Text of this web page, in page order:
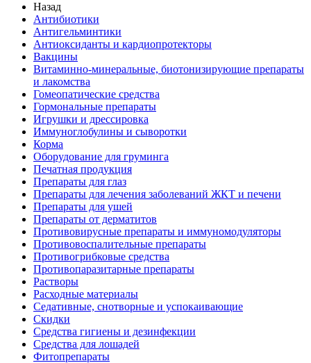
Назад
Антибиотики
Антигельминтики
Антиоксиданты и кардиопротекторы
Вакцины
Витаминно-минеральные, биотонизирующие препараты
и лакомства
Гомеопатические средства
Гормональные препараты
Игрушки и дрессировка
Иммуноглобулины и сыворотки
Корма
Оборудование для груминга
Печатная продукция
Препараты для глаз
Препараты для лечения заболеваний ЖКТ и печени
Препараты для ушей
Препараты от дерматитов
Противовирусные препараты и иммуномодуляторы
Противовоспалительные препараты
Противогрибковые средства
Противопаразитарные препараты
Растворы
Расходные материалы
Седативные, снотворные и успокаивающие
Скидки
Средства гигиены и дезинфекции
Средства для лошадей
Фитопрепараты